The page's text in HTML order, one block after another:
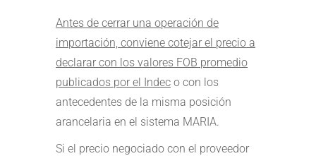
Antes de cerrar una operación de
importación, conviene cotejar el precio a
declarar con los valores FOB promedio
publicados por el Indec o con los
antecedentes de la misma posición
arancelaria en el sistema MARIA.
Si el precio negociado con el proveedor